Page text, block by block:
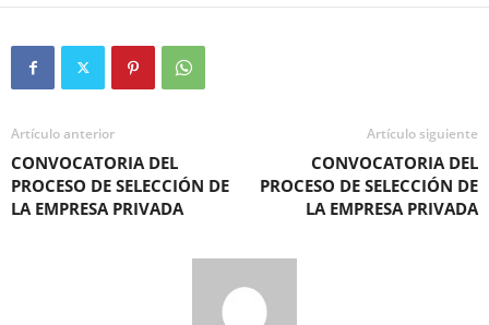
Artículo anterior
CONVOCATORIA DEL
PROCESO DE SELECCIÓN DE
LA EMPRESA PRIVADA
Artículo siguiente
CONVOCATORIA DEL
PROCESO DE SELECCIÓN DE
LA EMPRESA PRIVADA